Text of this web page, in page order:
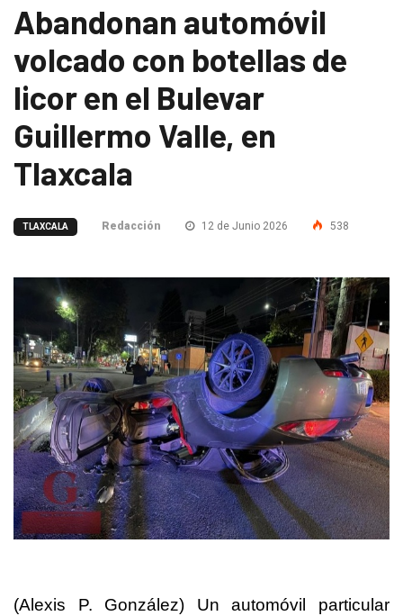
Abandonan automóvil
volcado con botellas de
licor en el Bulevar
Guillermo Valle, en
Tlaxcala
TLAXCALA Redacción 12 de Junio 2026 538
(Alexis P. González) Un automóvil particular